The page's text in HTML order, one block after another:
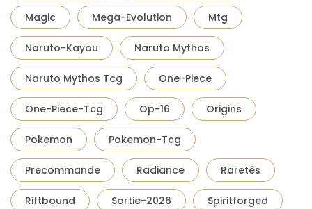
Magic Mega-Evolution Mtg
Naruto-Kayou Naruto Mythos
Naruto Mythos Tcg One-Piece
One-Piece-Tcg Op-16 Origins
Pokemon Pokemon-Tcg
Precommande Radiance Raretés
Riftbound Sortie-2026 Spiritforged